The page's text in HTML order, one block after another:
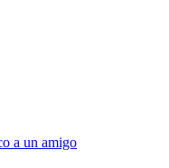
a un amigo